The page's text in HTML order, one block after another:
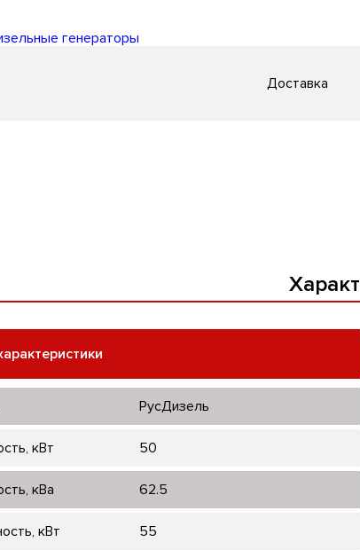
генераторы
Доставка
РусДизель
кВт 50
кВа 62.5
кВт 55